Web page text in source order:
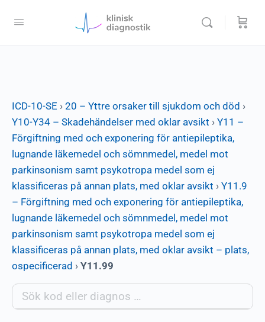
ICD-10-SE › 20 – Yttre orsaker till sjukdom och död ›
Y10-Y34 – Skadehändelser med oklar avsikt › Y11 –
Förgiftning med och exponering för antiepileptika,
lugnande läkemedel och sömnmedel, medel mot
parkinsonism samt psykotropa medel som ej
klassificeras på annan plats, med oklar avsikt › Y11.9
– Förgiftning med och exponering för antiepileptika,
lugnande läkemedel och sömnmedel, medel mot
parkinsonism samt psykotropa medel som ej
klassificeras på annan plats, med oklar avsikt – plats,
ospecificerad › Y11.99